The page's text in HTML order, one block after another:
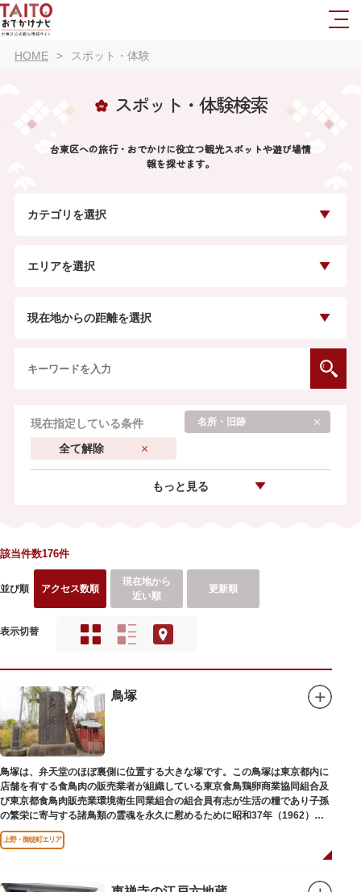
HOME スポット・体験
スポット・体験検索
台東区への旅行・おでかけに役立つ観光スポットや遊び場情
報を探せます。
カテゴリを選択
エリアを選択
現在地からの距離を選択
現在指定している条件 名所・旧跡
全て解除
もっと見る
該当件数176件
並び順 アクセス数順
現在地から
近い順
更新順
表示切替
鳥塚
鳥塚は、弁天堂のほぼ裏側に位置する大きな塚です。この鳥塚は東京都内に
店舗を有する食鳥肉の販売業者が組織している東京食鳥鶏卵商業協同組合及
び東京都食鳥肉販売業環境衛生同業組合の組合員有志が生活の糧であり子孫
の繁栄に寄与する諸鳥類の霊魂を永久に慰めるために昭和37年（1962）に
建立されました。
上野・御徒町エリア